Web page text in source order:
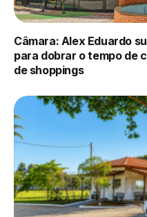
Câmara: Alex Eduardo
para dobrar o tempo de
de shoppings